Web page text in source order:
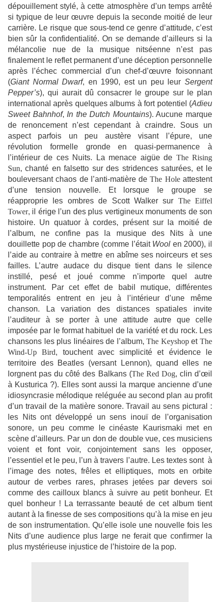
dépouillement stylé, à cette atmosphère d’un temps arrêté
si typique de leur œuvre depuis la seconde moitié de leur
carrière. Le risque que sous-tend ce genre d’attitude, c’est
bien sûr la confidentialité. On se demande d’ailleurs si la
mélancolie nue de la musique nitséenne n’est pas
finalement le reflet permanent d’une déception personnelle
après l’échec commercial d’un chef-d’œuvre foisonnant
(Giant Normal Dwarf, en 1990, est un peu leurSergent
Pepper’s), qui aurait dû consacrer le groupe sur le plan
international après quelques albums à fort potentiel (Adieu
Sweet Bahnhof, In the Dutch Mountains). Aucune marque
de renoncement n’est cependant à craindre. Sous un
aspect parfois un peu austère visant l’épure, une
révolution formelle gronde en quasi-permanence à
l’intérieur de ces Nuits. La menace aigüe de The Rising
Sun, chanté en falsetto sur des stridences saturées, et le
bouleversant chaos de l’anti-matière deThe Holeattestent
d’une tension nouvelle. Et lorsque le groupe se
réapproprie les ombres de Scott Walker sur The Eiffel
Tower, il érige l’un des plus vertigineux monuments de son
histoire. Un quatuor à cordes, présent sur la moitié de
l’album, ne confine pas la musique des Nits à une
douillette pop de chambre (comme l’était Wool en 2000), il
l’aide au contraire à mettre en abîme ses noirceurs et ses
failles. L’autre audace du disque tient dans le silence
instillé, pesé et joué comme n’importe quel autre
instrument. Par cet effet de babil mutique, différentes
temporalités entrent en jeu à l’intérieur d’une même
chanson. La variation des distances spatiales invite
l’auditeur à se porter à une attitude autre que celle
imposée par le format habituel de la variété et du rock. Les
chansons les plus linéaires de l’album,The KeyshopetThe
Wind-Up Bird, touchent avec simplicité et évidence le
territoire des Beatles (versant Lennon), quand elles ne
lorgnent pas du côté des Balkans (The Red Dog, clin d’œil
à Kusturica ?). Elles sont aussi la marque ancienne d’une
idiosyncrasie mélodique reléguée au second plan au profit
d’un travail de la matière sonore. Travail au sens pictural :
les Nits ont développé un sens inouï de l’organisation
sonore, un peu comme le cinéaste Kaurismaki met en
scène d’ailleurs. Par un don de double vue, ces musiciens
voient et font voir, conjointement sans les opposer,
l’essentiel et le peu, l’un à travers l’autre. Les textes sont à
l’image des notes, frêles et elliptiques, mots en orbite
autour de verbes rares, phrases jetées par devers soi
comme des cailloux blancs à suivre au petit bonheur. Et
quel bonheur ! La terrassante beauté de cet album tient
autant à la finesse de ses compositions qu’à la mise en jeu
de son instrumentation. Qu’elle isole une nouvelle fois les
Nits d’une audience plus large ne ferait que confirmer la
plus mystérieuse injustice de l’histoire de la pop.